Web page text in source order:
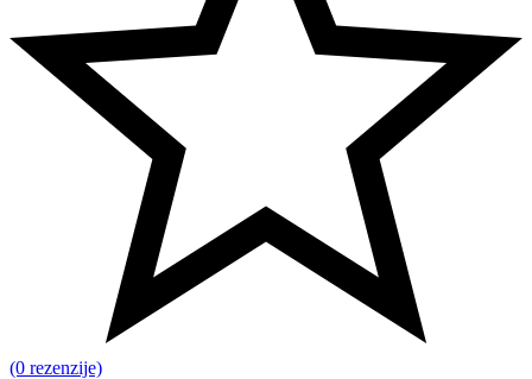
(0 rezenzije)